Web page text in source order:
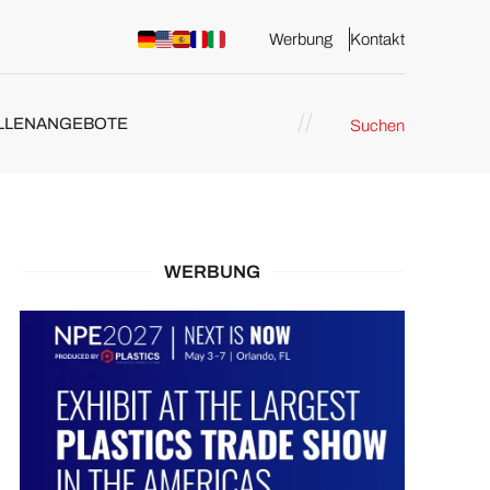
Werbung Kontakt
Suchen
WERBUNG